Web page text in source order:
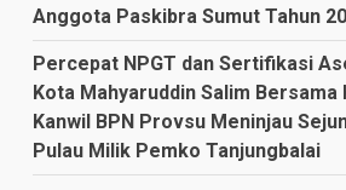
Anggota Paskibra Sumut Tahun
Percepat NPGT dan Sertifikasi
Kota Mahyaruddin Salim Bersama
Kanwil BPN Provsu Meninjau
Pulau Milik Pemko Tanjungbalai